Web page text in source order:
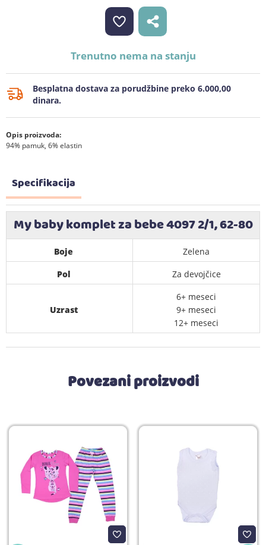
Trenutno nema na stanju
Besplatna dostava za porudžbine preko 6.000,00
dinara.
Opis proizvoda:
94% pamuk, 6% elastin
Specifikacija
My baby komplet za bebe 4097 2/1, 62-80
Boje
Zelena
Pol
Za devojčice
Uzrast
6+ meseci
9+ meseci
12+ meseci
Povezani proizvodi